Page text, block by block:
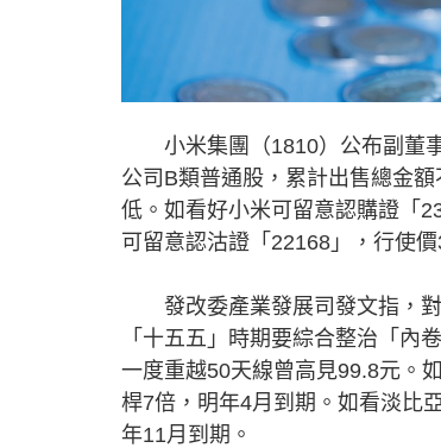
小米集團（1810）公布副董事
公司B類普通股，累計出售總金
低。如看好小米可留意認購證「
可留意認沽證「22168」，行使
發改委產業發展司發文指，對
「十五五」時期要綜合整治「內
一度重越50天線曾高見99.8元。
桿7倍，明年4月到期。如看淡比
年11月到期。